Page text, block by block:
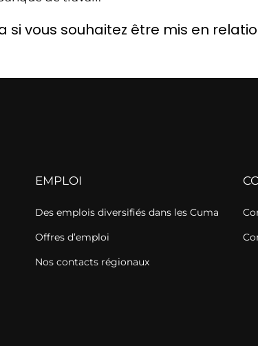
si vous souhaitez être mis en
EMPLOI
Des emplois diversifiés dans les Cuma
Offres d’emploi
Nos contacts régionaux